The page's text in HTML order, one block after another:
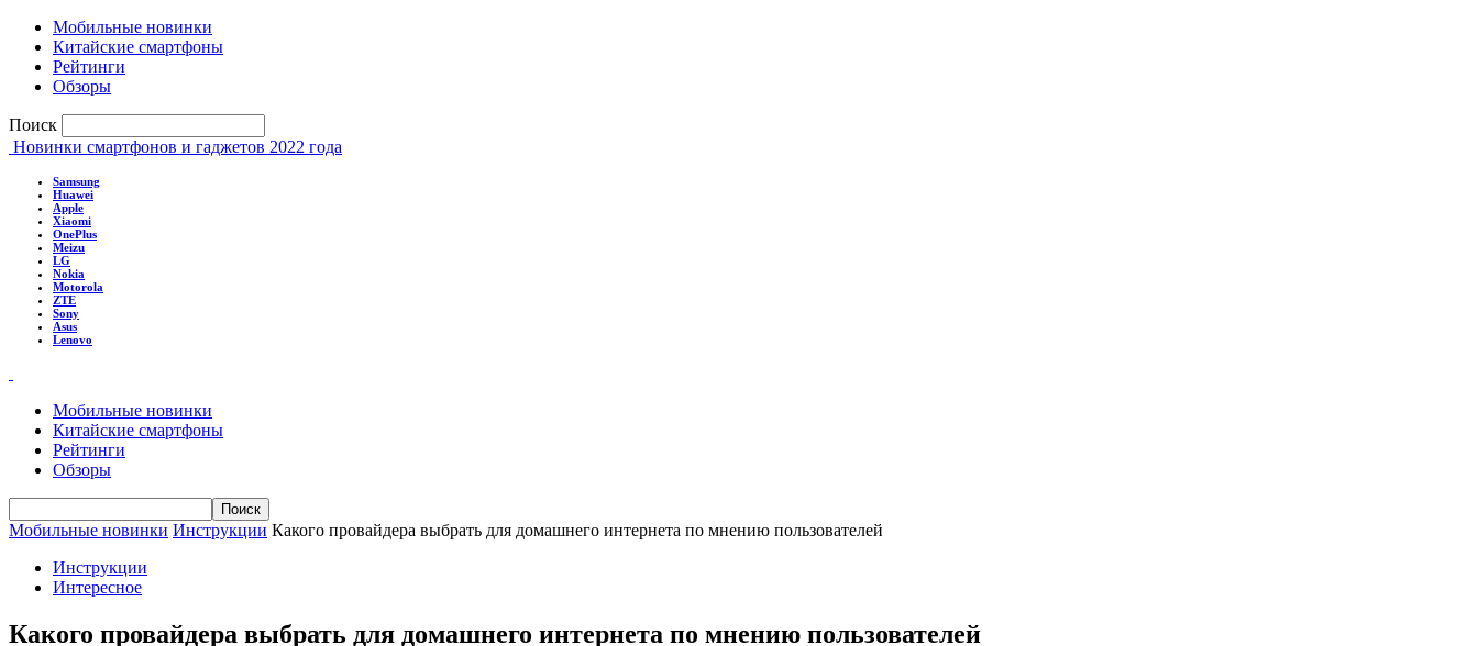
Мобильные новинки
Китайские смартфоны
Рейтинги
Обзоры
Поиск
Новинки смартфонов и гаджетов 2022 года
Samsung
Huawei
Apple
Xiaomi
OnePlus
Meizu
LG
Nokia
Motorola
ZTE
Sony
Asus
Lenovo
Мобильные новинки
Китайские смартфоны
Рейтинги
Обзоры
Мобильные новинки Инструкции Какого провайдера выбрать для домашнего интернета по мнению пользователей
Инструкции
Интересное
Какого провайдера выбрать для домашнего интернета по мнению пользователей